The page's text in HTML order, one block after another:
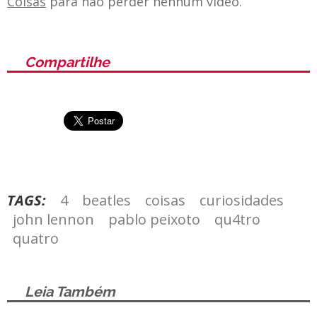
Compartilhe
TAGS: 4 beatles coisas
curiosidades
john lennon
pablo peixoto
qu4tro
quatro
Leia Também